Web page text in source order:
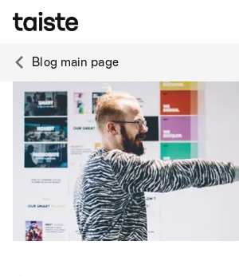
Blog main page